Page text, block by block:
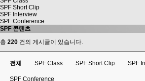
SPF Short Clip
SPF Interview
SPF Conference
SPF 콘텐츠
총 220 건의 게시글이 있습니다.
전체 SPF Class SPF Short Clip SPF
SPF Conference